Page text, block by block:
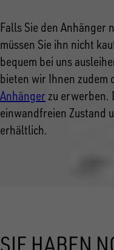
Falls Sie den Anhänger
müssen Sie ihn nicht
bequem bei uns
bieten wir Ihnen zudem
Anhänger zu erwerben.
einwandfreien Zustand
erhältlich.
SIE HABEN